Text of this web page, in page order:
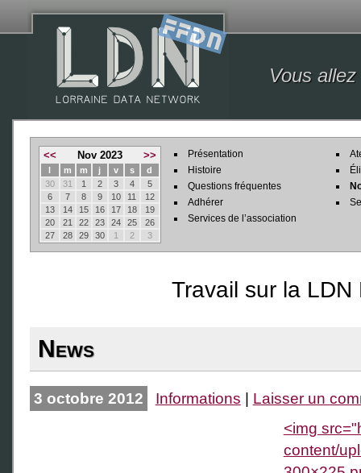
Vous
<< Nov 2023 >>
l m m j v s
d
30
31 1 2 3 4
5
6
7 8 9 10 11
12
13
14 15 16 17 18
19
20
21 22 23 24 25
26
27
28 29 30 1 2 3
Présentation
Histoire
Questions fréquentes
Adhérer
Services de l’association
Travail sur la LDN
News
3 octobre 2012 Informations
Laisser un
<img
content/